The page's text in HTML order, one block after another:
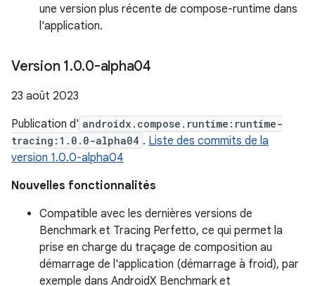
une version plus récente de compose-runtime dans
l'application.
Version 1.0.0-alpha04
23 août 2023
Publication d' androidx.compose.runtime:runtime-
tracing:1.0.0-alpha04 . Liste des commits de la
version 1.0.0-alpha04
Nouvelles fonctionnalités
Compatible avec les dernières versions de
Benchmark et Tracing Perfetto, ce qui permet la
prise en charge du traçage de composition au
démarrage de l'application (démarrage à froid), par
exemple dans AndroidX Benchmark et